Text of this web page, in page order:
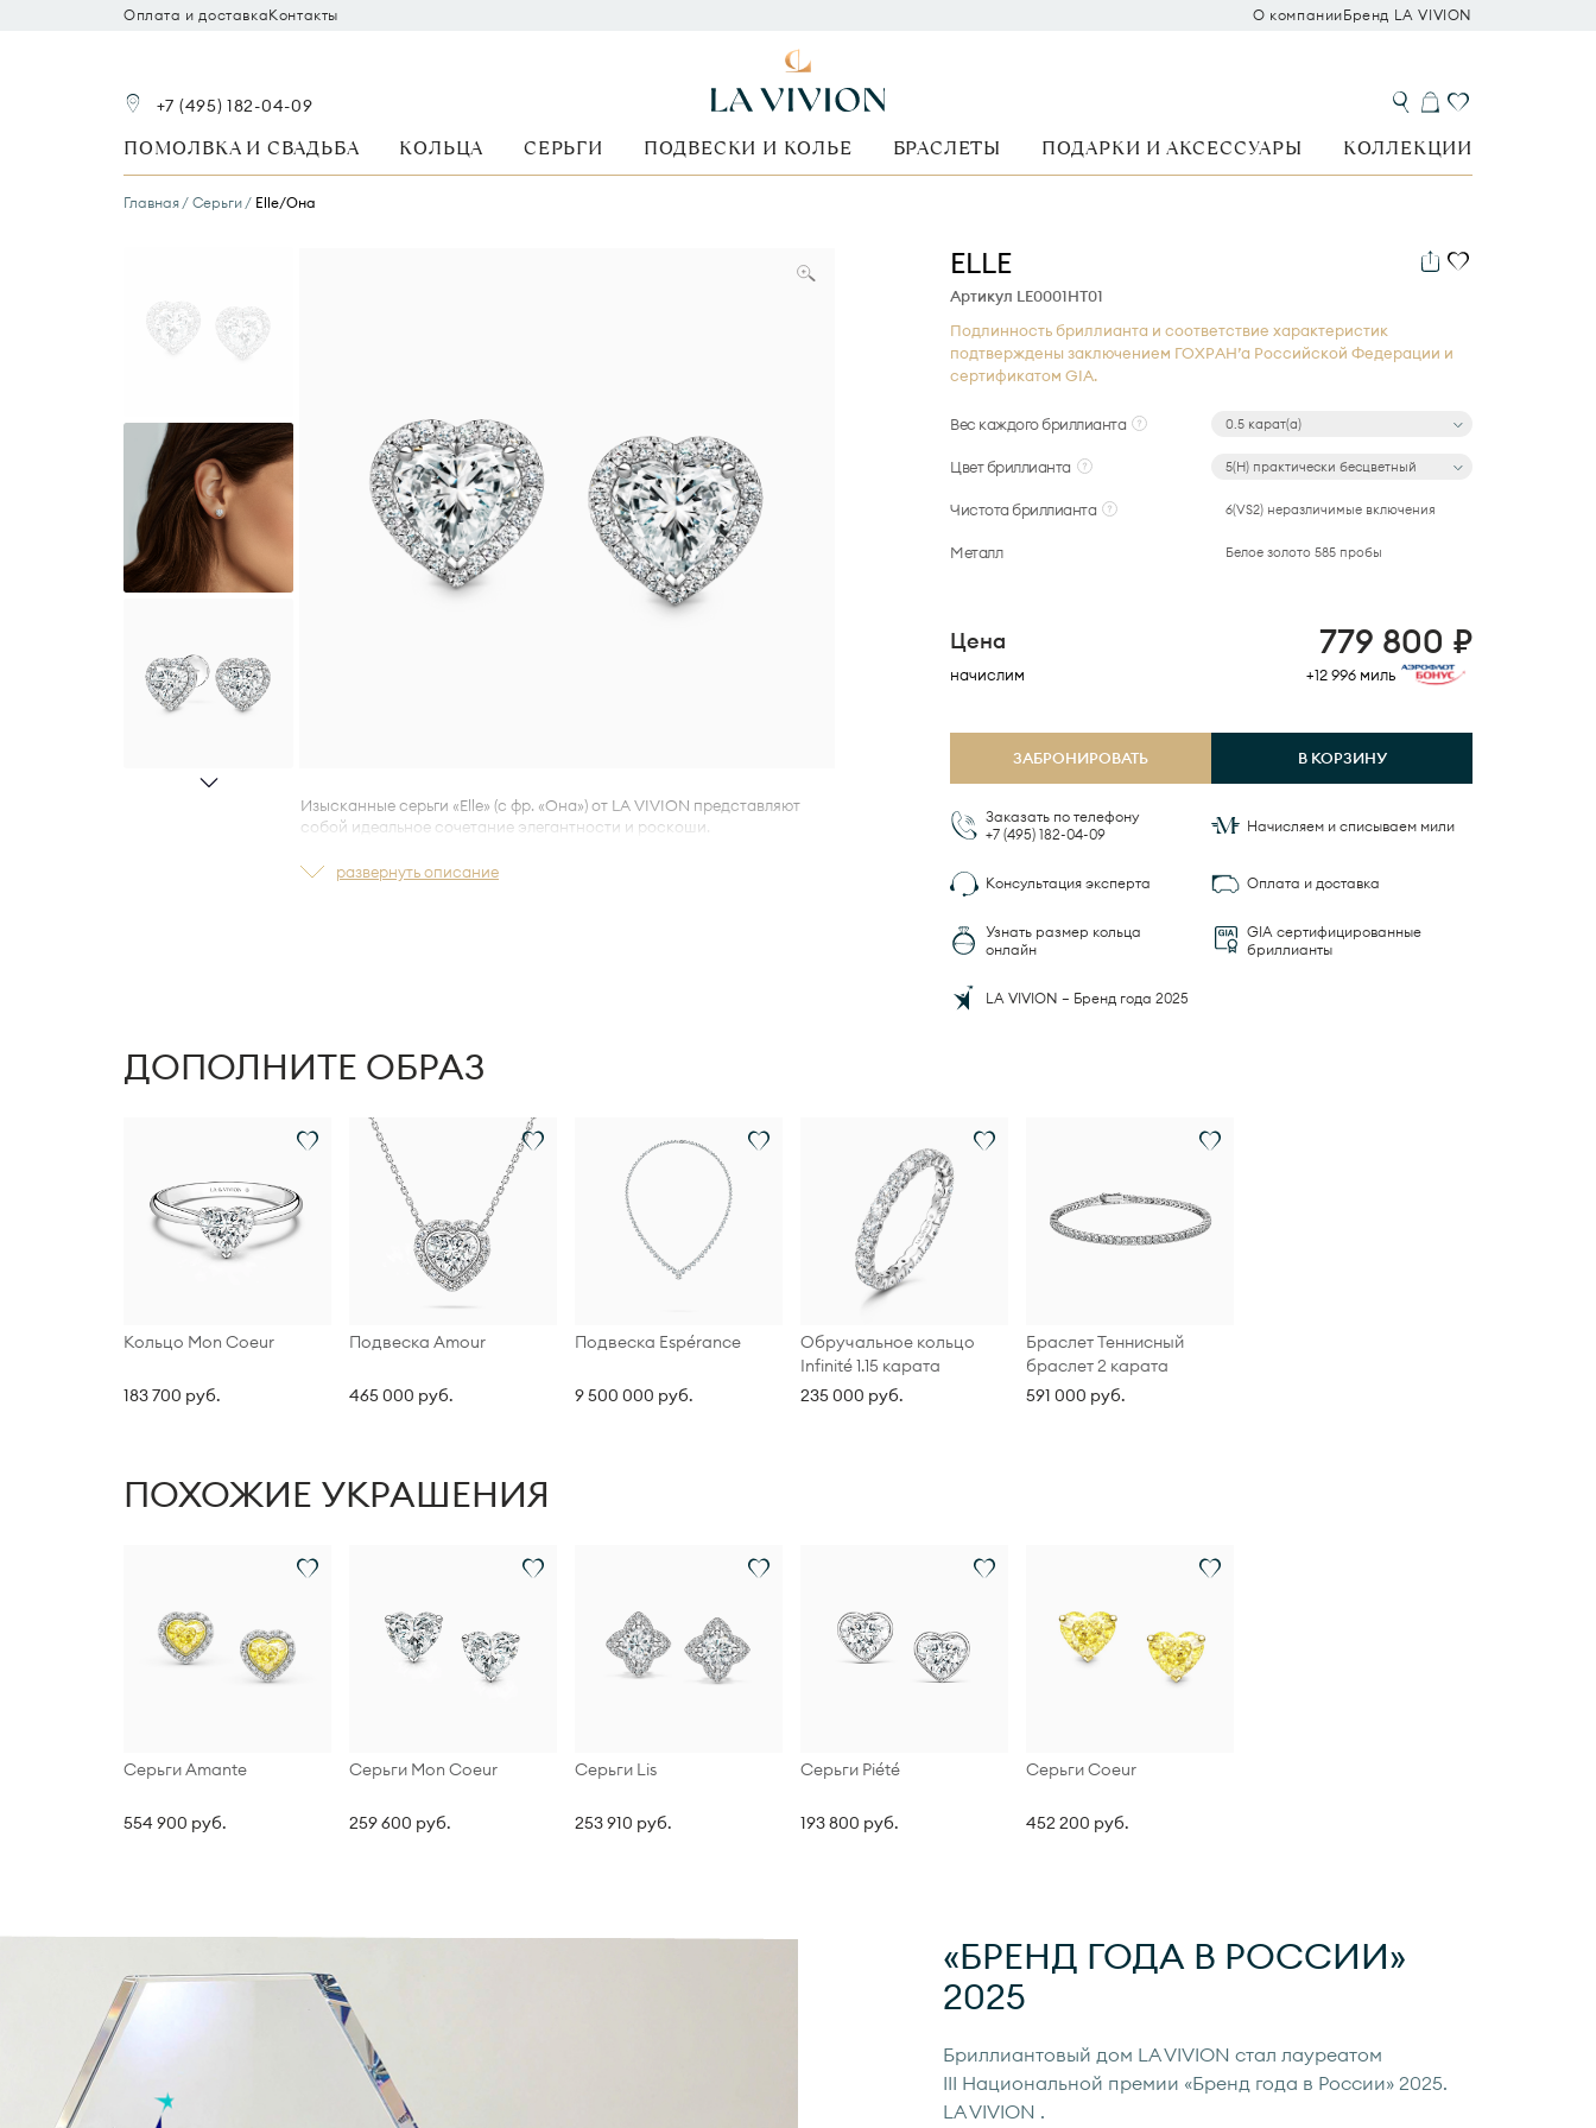
Оплата и доставкаКонтакты О компанииБренд LA VIVION
+7 (495) 182-04-09
ПОМОЛВКА И СВАДЬБА КОЛЬЦА СЕРЬГИ ПОДВЕСКИ И КОЛЬЕ БРАСЛЕТЫ ПОДАРКИ И АКСЕССУАРЫ КОЛЛЕКЦИИ
Главная Серьги Elle/Она
Изысканные серьги «Elle» (с фр. «Она») от LA VIVION представляют
собой идеальное сочетание элегантности и роскоши.
Изготовленные из белого золота с оправой halo, эти серьги украшены
центральными бриллиантами в форме сердца, придающими им
развернуть описание
ELLE
Артикул LE0001HT01
Подлинность бриллианта и соответствие характеристик
подтверждены заключением ГОХРАН’а Российской Федерации и
сертификатом GIA.
Вес каждого бриллианта 0.5 карат(а)
Цвет бриллианта 5(H) практически бесцветный
Чистота бриллианта 6(VS2) неразличимые включения
Металл Белое золото 585 пробы
Цена 779 800 ₽
начислим +12 996 миль
ЗАБРОНИРОВАТЬ В КОРЗИНУ
Заказать по телефону
+7 (495) 182-04-09 Начисляем и списываем мили
Консультация эксперта Оплата и доставка
Узнать размер кольца
онлайн
GIA сертифицированные
бриллианты
LA VIVION — Бренд года 2025
ДОПОЛНИТЕ ОБРАЗ
Кольцо Mon Coeur
183 700 руб.
Подвеска Amour
465 000 руб.
Подвеска Espérance
9 500 000 руб.
Обручальное кольцо
Infinité 1.15 карата
235 000 руб.
Браслет Теннисный
браслет 2 карата
591 000 руб.
ПОХОЖИЕ УКРАШЕНИЯ
Серьги Amante
554 900 руб.
Серьги Mon Coeur
259 600 руб.
Серьги Lis
253 910 руб.
Серьги Piété
193 800 руб.
Серьги Coeur
452 200 руб.
«БРЕНД ГОДА В РОССИИ»
2025
Бриллиантовый дом LA VIVION стал лауреатом
III Национальной премии «Бренд года в России» 2025.
LA VIVION .